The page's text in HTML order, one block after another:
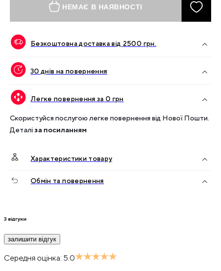
НЕМАЄ В НАЯВНОСТІ
Безкоштовна доставка від 2500 грн.
30 днів на повернення
Легке повернення за 0 грн
Скористуйся послугою легке повернення від Нової Пошти.
Деталіза посиланням
Характеристики товару
Обмін та повернення
3 відгуки
залишити відгук
Середня оцінка: 5.0